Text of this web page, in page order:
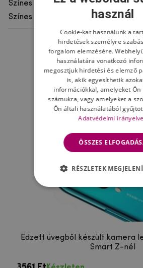
Színes
Színes motívum
Ne felejtsd
Edzett üvegből készült kamera
Smart Z-nél
használ
Cookie-kat használunk a
hirdetések személyre
forgalom elemzésére.
használatára vonatkozó
megosztjuk hirdetési és elemző
is, akik egyesíthetik
információkkal, amelyeket
számukra, vagy amelyeket a
Ön általi használatából
Adatvédelmi
ÖSSZES
RÉSZLETEK